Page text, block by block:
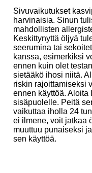
Sivuvaikutukset
harvinaisia. Sinun
mahdollisten
Keskittynyttä öljyä
seerumina tai
kanssa, esimerkiksi
ennen kuin olet
sietääkö ihosi niitä.
riskin rajoittamiseksi
ennen käyttöä. Aloita
sisäpuolelle. Peitä
vaikuttaa iholla 24
ei ilmene, voit jatkaa
muuttuu punaiseksi
sen käyttöä.